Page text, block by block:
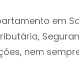
em
nem